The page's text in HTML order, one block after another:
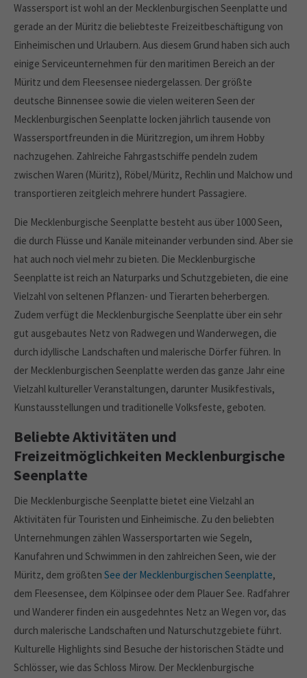
Wassersport ist wohl an der Mecklenburgischen Seenplatte und
gerade an der Müritz die beliebteste Freizeitbeschäftigung von
Einheimischen und Urlaubern. Aus diesem Grund haben sich auch
einige Serviceunternehmen für den maritimen Bereich an der
Müritz und dem Fleesensee niedergelassen. Der größte
deutsche Binnensee sowie die vielen weiteren Seen der
Mecklenburgischen Seenplatte locken jährlich tausende von
Wassersportfreunden in die Müritzregion, um ihrem Hobby
nachzugehen. Zahlreiche Fahrgastschiffe pendeln zudem
zwischen Waren (Müritz), Röbel/Müritz, Rechlin und Malchow und
transportieren zeitgleich mehrere hundert Passagiere.
Die Mecklenburgische Seenplatte besteht aus über 1000 Seen,
die durch Flüsse und Kanäle miteinander verbunden sind. Aber sie
hat auch noch viel mehr zu bieten. Die Mecklenburgische
Seenplatte ist reich an Naturparks und Schutzgebieten, die eine
Vielzahl von seltenen Pflanzen- und Tierarten beherbergen.
Zudem verfügt die Mecklenburgische Seenplatte über ein sehr
gut ausgebautes Netz von Radwegen und Wanderwegen, die
durch idyllische Landschaften und malerische Dörfer führen. In
der Mecklenburgischen Seenplatte werden das ganze Jahr eine
Vielzahl kultureller Veranstaltungen, darunter Musikfestivals,
Kunstausstellungen und traditionelle Volksfeste, geboten.
Beliebte Aktivitäten und
Freizeitmöglichkeiten Mecklenburgische
Seenplatte
Die Mecklenburgische Seenplatte bietet eine Vielzahl an
Aktivitäten für Touristen und Einheimische. Zu den beliebten
Unternehmungen zählen Wassersportarten wie Segeln,
Kanufahren und Schwimmen in den zahlreichen Seen, wie der
Müritz, dem größten See der Mecklenburgischen Seenplatte,
dem Fleesensee, dem Kölpinsee oder dem Plauer See. Radfahrer
und Wanderer finden ein ausgedehntes Netz an Wegen vor, das
durch malerische Landschaften und Naturschutzgebiete führt.
Kulturelle Highlights sind Besuche der historischen Städte und
Schlösser, wie das Schloss Mirow. Der Mecklenburgische